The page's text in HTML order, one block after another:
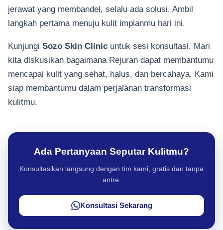
jerawat yang membandel, selalu ada solusi. Ambil
langkah pertama menuju kulit impianmu hari ini.
Kunjungi Sozo Skin Clinic untuk sesi konsultasi. Mari
kita diskusikan bagaimana Rejuran dapat membantumu
mencapai kulit yang sehat, halus, dan bercahaya. Kami
siap membantumu dalam perjalanan transformasi
kulitmu.
Ada Pertanyaan Seputar Kulitmu?
Konsultasikan langsung dengan tim kami, gratis dan tanpa
antre.
Konsultasi Sekarang